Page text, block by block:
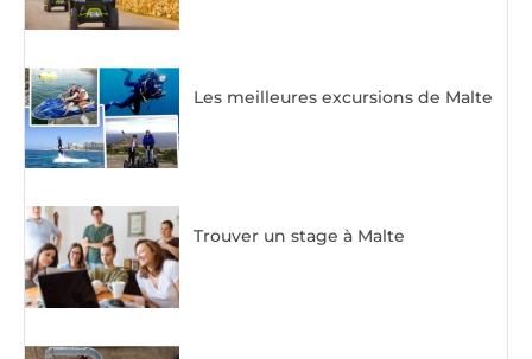
Les meilleures excursions de Malte
Trouver un stage à Malte